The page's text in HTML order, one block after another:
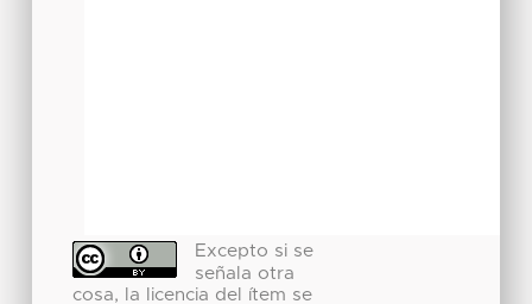
Excepto si se
señala otra
cosa, la licencia del ítem se